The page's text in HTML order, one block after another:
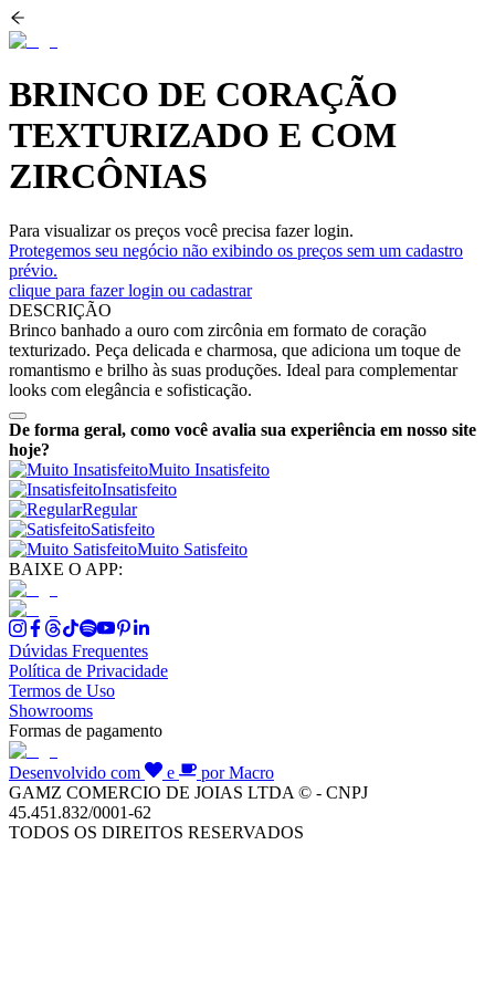
BRINCO DE CORAÇÃO
TEXTURIZADO E COM
ZIRCÔNIAS
Para visualizar os preços você precisa fazer login.
Protegemos seu negócio não exibindo os preços sem um cadastro
prévio.
clique para fazer login ou cadastrar
DESCRIÇÃO
Brinco banhado a ouro com zircônia em formato de coração
texturizado. Peça delicada e charmosa, que adiciona um toque de
romantismo e brilho às suas produções. Ideal para complementar
looks com elegância e sofisticação.
De forma geral, como você avalia sua experiência em nosso site
hoje?
Muito Insatisfeito
Insatisfeito
Regular
Satisfeito
Muito Satisfeito
BAIXE O APP:
Dúvidas Frequentes
Política de Privacidade
Termos de Uso
Showrooms
Formas de pagamento
Desenvolvido com e
por Macro
GAMZ COMERCIO DE JOIAS LTDA © - CNPJ
45.451.832/0001-62
TODOS OS DIREITOS RESERVADOS